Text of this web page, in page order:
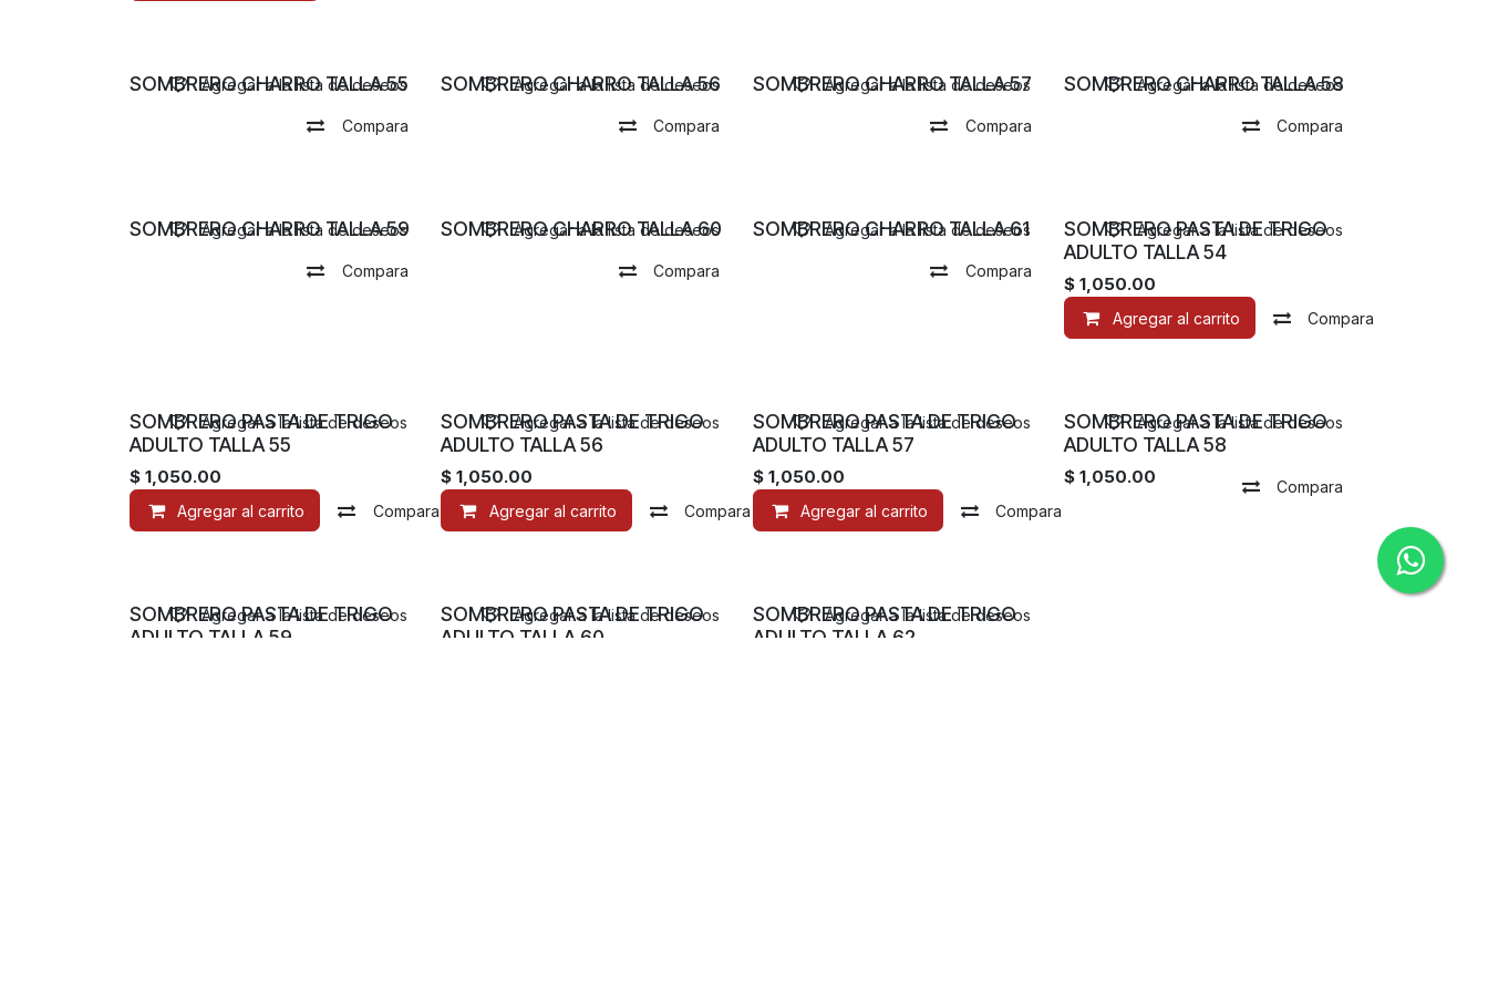
Lana
SOMBRERO CHARRO TALLA 55
Compara
Agregar a la lista de deseos SOMBRERO CHARRO TALLA 56
Compara
Agregar a la lista de deseos ¡Nuevo! 12/25
SOMBRERO CHARRO TALLA 57
Compara
Agregar a la lista de deseos ¡Nuevo! 12/25
SOMBRERO CHARRO TALLA 58
Compara
Agregar a la lista de deseos
Lana
SOMBRERO CHARRO TALLA 59
Compara
Agregar a la lista de deseos SOMBRERO CHARRO TALLA 60
Compara
Agregar a la lista de deseos SOMBRERO CHARRO TALLA 61
Compara
Agregar a la lista de deseos
SOMBRERO PASTA DE TRIGO
ADULTO TALLA 54
$1,050.00
Agregar al carrito Compara
Agregar a la lista de deseos
SOMBRERO PASTA DE TRIGO
ADULTO TALLA 55
$ 1,050.00
Agregar al carrito Compara
Agregar a la lista de deseos
SOMBRERO PASTA DE TRIGO
ADULTO TALLA 56
$1,050.00
Agregar al carrito Compara
Agregar a la lista de deseos
SOMBRERO PASTA DE TRIGO
ADULTO TALLA 57
$ 1,050.00
Agregar al carrito Compara
Agregar a la lista de deseos
SOMBRERO PASTA DE TRIGO
ADULTO TALLA 58
$1,050.00 Compara
Agregar a la lista de deseos
SOMBRERO PASTA DE TRIGO
ADULTO TALLA 59
Agregar a la lista de deseos
SOMBRERO PASTA DE TRIGO
ADULTO TALLA 60
Agregar a la lista de deseos
SOMBRERO PASTA DE TRIGO
ADULTO TALLA 62
Agregar a la lista de deseos